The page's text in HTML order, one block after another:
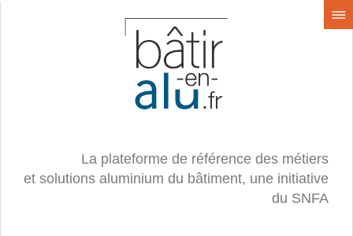
La plateforme de référence des métiers
et solutions aluminium du bâtiment, une initiative
du SNFA